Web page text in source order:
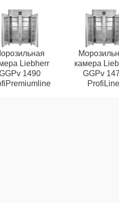
Liebherr
1490
камера
GGPv
ProfiLine